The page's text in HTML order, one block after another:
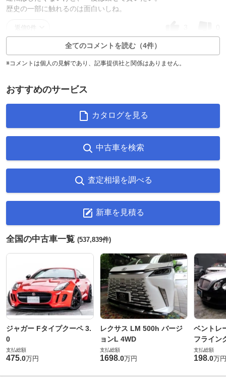
歴史の一部に触れるのは面白いしね。
全てのコメントを読む（4件）
※コメントは個人の見解であり、記事提供社と関係はありません。
おすすめのサービス
カタログを見る
中古車を検索
査定相場を調べる
新車を見積る
全国の中古車一覧 (537,839件)
ジャガー Fタイプクーペ 3.
0
支払総額
475.0万円
レクサス LM 500h バージ
ョンL 4WD
支払総額
1698.0万円
ベントレ
フライン
支払総額
198.0万円